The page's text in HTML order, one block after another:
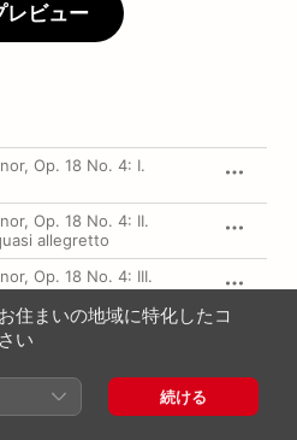
レビュー
Op. 18 No. 4: I.
Op. 18 No. 4: II.
allegretto
Op. 18 No. 4: III.
Op. 18 No. 4: IV.
Minor, Op. 131: I.
molto espressivo
住まいの地域に特化したコ
い
続ける